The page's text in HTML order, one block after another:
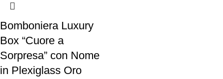
Bomboniera Luxury
Box “Cuore a
Sorpresa” con Nome
in Plexiglass Oro